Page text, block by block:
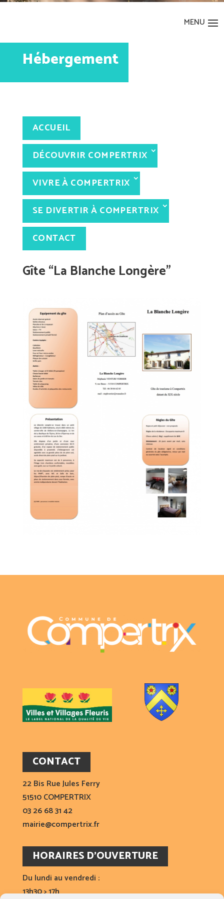
Hébergement
ACCUEIL
DÉCOUVRIR COMPERTRIX
VIVREÀ COMPERTRIX
SE DIVERTIR À COMPERTRIX
CONTACT
Gîte “La Blanche Longère”
CONTACT
22 Bis Rue Jules Ferry
51510 COMPERTRIX
03 26 68 31 42
mairie@compertrix.fr
HORAIRES D’OUVERTURE
Du lundi au vendredi :
13h30 > 17h